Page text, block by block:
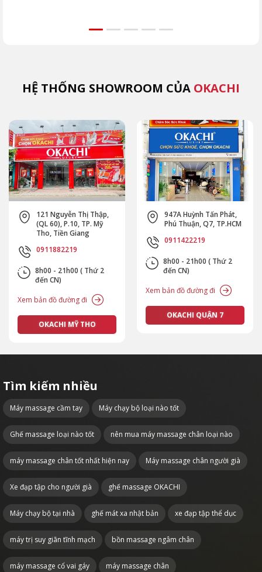
HỆ THỐNG SHOWROOM CỦA OKACHI
121 Nguyễn Thị Thập,
(QL 60), P.10, TP. Mỹ
Tho, Tiền Giang
0911882219
8h00 - 21h00 ( Thứ 2
đến CN)
Xem bản đồ đường đi
OKACHI MỸ THO
947A Huỳnh Tấn Phát,
Phú Thuận, Q7, TP.HCM
0911422219
8h00 - 21h00 ( Thứ 2
đến CN)
Xem bản đồ đường đi
OKACHI QUẬN 7
Tìm kiếm nhiều
Máy massage cầm tay Máy chạy bộ loại nào tốt
Ghế massage loại nào tốt nên mua máy massage chân loại nào
máy massage chân tốt nhất hiện nay Máy massage chân người già
Xe đạp tập cho người già ghế massage OKACHI
Máy chạy bộ tại nhà ghế mát xa nhật bản xe đạp tập thể dục
máy trị suy giãn tĩnh mạch bồn massage ngâm chân
máy massage cổ vai gáy máy massage chân